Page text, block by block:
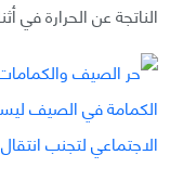
الناتجة عن الحرارة في